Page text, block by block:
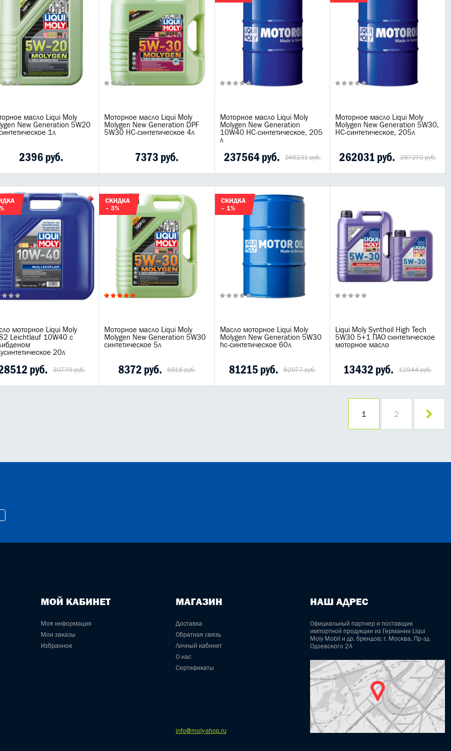
масло Liqui Moly
New Generation 5W20
1л
2396 руб.
Моторное масло Liqui Moly
Molygen New Generation DPF
5W30 НС-синтетическое 4л
7373 руб.
Моторное масло Liqui Moly
Molygen New Generation
10W40 НС-синтетическое, 205
л
237564 руб. 246231 руб.
Моторное масло Liqui Moly
Molygen New Generation 5W30,
НС-синтетическое, 205л
262031 руб. 287270 руб.
моторное Liqui Moly
Leichtlauf 10W40 с
20л
руб. 30779 руб.
СКИДКА
– 3%
Моторное масло Liqui Moly
Molygen New Generation 5W30
синтетическое 5л
8372 руб. 8618 руб.
СКИДКА
– 1%
Масло моторное Liqui Moly
Molygen New Generation 5W30
hc-синтетическое 60л
81215 руб. 82077 руб.
Liqui Moly Synthoil High Tech
5W30 5+1 ПАО синтетическое
моторное масло
13432 руб. 12944 руб.
1 2
МОЙ КАБИНЕТ
Моя информация
Мои заказы
Избранное
МАГАЗИН
Доставка
Обратная связь
Личный кабинет
О нас
Сертификаты
НАШ АДРЕС
Официальный партнер и поставщик
импортной продукции из Германии Liqui
Moly Mobil и др. брендов: г. Москва, Пр-зд
Одоевского 2А
info@moly-shop.ru